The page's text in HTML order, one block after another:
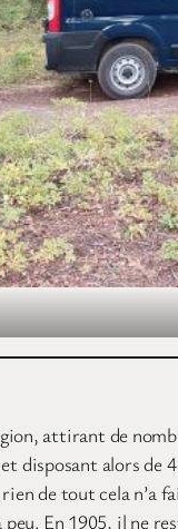
attirant de
disposant alors
de tout cela n’a
En 1905, il ne